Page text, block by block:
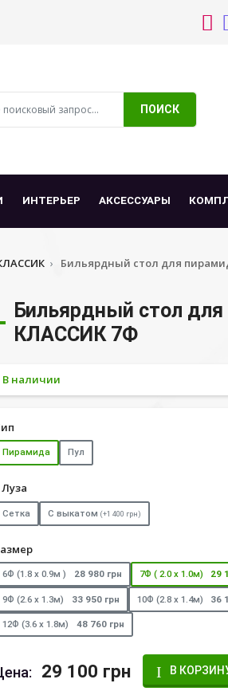
ПОИСК
ИНТЕРЬЕР АКСЕССУАРЫ
Бильярдный стол для
Бильярдный стол
КЛАССИК 7Ф
В наличии
Пирамида Пул
Луза
Сетка С выкатом(+1 400 грн)
6Ф (1.8 х 0.9м ) 28 980 грн 7Ф ( 2.0 х 1.0м) 29
9Ф (2.6 х 1.3м) 33 950 грн 10Ф (2.8 х 1.4м) 36
12Ф (3.6 х 1.8м) 48 760 грн
29 100 грн В